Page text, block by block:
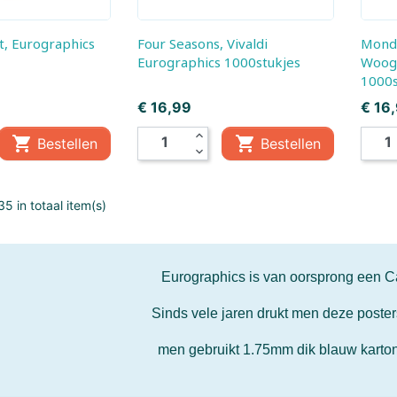
Mepal Metal Earth
Minikane
Monchhichi
Mr & Mrs Tin My First
Outdoor Active Palm Pals
Picasso-Tiles
 Bestellen
Four Seasons, Vivaldi
Eurographics 1000stukjes
Prijs
€ 16,99
expand_less
expand_more
 Bestellen
Mondriaan – Victory Boogie
Prijs
€
in totaal item(s)
Eurographics is van oorsprong een
Sinds vele jaren drukt men deze
men gebruikt 1.75mm dik blauw